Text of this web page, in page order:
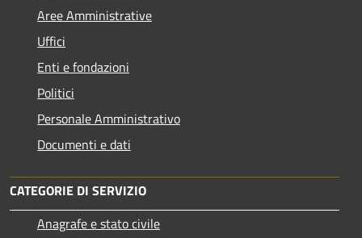
Aree Amministrative
Uffici
Enti e fondazioni
Politici
Personale Amministrativo
Documenti e dati
CATEGORIE DI SERVIZIO
Anagrafe e stato civile